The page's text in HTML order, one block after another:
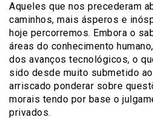
Aqueles que nos precederam
caminhos, mais ásperos e
hoje percorremos. Embora o
áreas do conhecimento
dos avanços tecnológicos, o
sido desde muito submetido
arriscado ponderar sobre
morais tendo por base o
privados.